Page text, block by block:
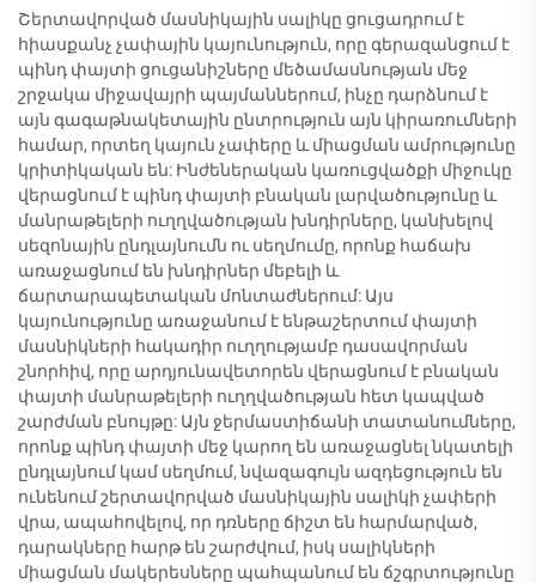
Շերտավորված մասնիկային սալիկը ցուցադրում է
հիասքանչ չափային կայունություն, որը գերազանցում է
պինդ փայտի ցուցանիշները մեծամասնության մեջ
շրջակա միջավայրի պայմաններում, ինչը դարձնում է
այն գագաթնակետային ընտրություն այն կիրառումների
համար, որտեղ կայուն չափերը և միացման ամրությունը
կրիտիկական են: Ինժեներական կառուցվածքի միջուկը
վերացնում է պինդ փայտի բնական լարվածությունը և
մանրաթելերի ուղղվածության խնդիրները, կանխելով
սեզոնային ընդլայնումն ու սեղմումը, որոնք հաճախ
առաջացնում են խնդիրներ մեբելի և
ճարտարապետական մոնտաժներում: Այս
կայունությունը առաջանում է ենթաշերտում փայտի
մասնիկների հակադիր ուղղությամբ դասավորման
շնորհիվ, որը արդյունավետորեն վերացնում է բնական
փայտի մանրաթելերի ուղղվածության հետ կապված
շարժման բնույթը: Այն ջերմաստիճանի տատանումները,
որոնք պինդ փայտի մեջ կարող են առաջացնել նկատելի
ընդլայնում կամ սեղմում, նվազագույն ազդեցություն են
ունենում շերտավորված մասնիկային սալիկի չափերի
վրա, ապահովելով, որ դռները ճիշտ են հարմարված,
դարակները հարթ են շարժվում, իսկ սալիկների
միացման մակերեսները պահպանում են ճշգրտությունը